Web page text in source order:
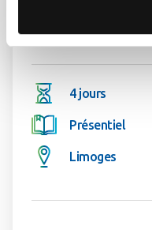
4 jours
Présentiel
Limoges